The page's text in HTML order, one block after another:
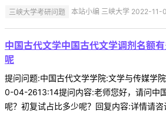
三峡大学考研问题 本站小编 三峡大学 2022-11-
中国古代文学中国古代文学调剂名额
呢
提问问题:中国古代文学学院:文学与传媒学
0-04-2613:14提问内容:老师您好，请问中
呢？初复试占比多少呢？回复内容:详情请咨